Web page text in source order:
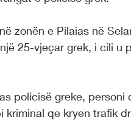
zonën e Pilaias në
25-vjeçar grek, i cili u
policisë greke, personi
qe kryen trafik